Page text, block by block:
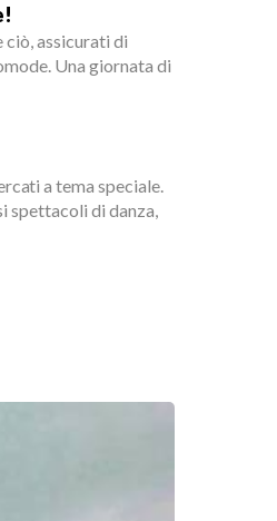
assicurati di
Una giornata di
a tema speciale.
spettacoli di danza,